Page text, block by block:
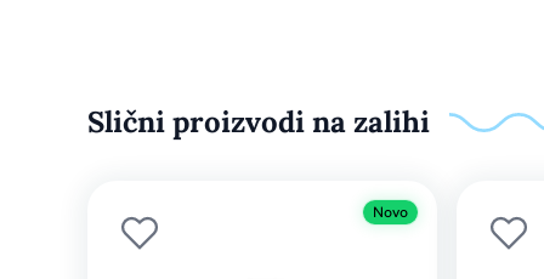
Slični proizvodi na zalihi
Novo